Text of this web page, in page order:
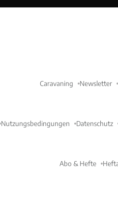
Caravaning Newsletter
Nutzungsbedingungen Datenschutz
Abo & Hefte